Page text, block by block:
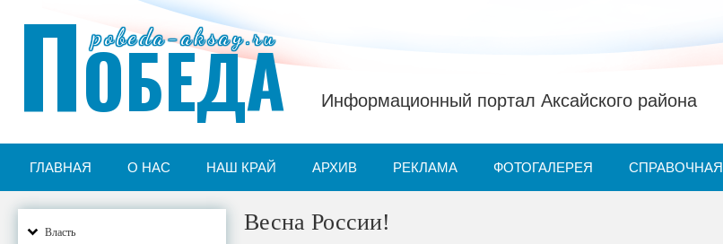
pobeda-aksay.ru
ПОБЕДА Информационный портал Аксайского района
ГЛАВНАЯ О НАС НАШ КРАЙ АРХИВ РЕКЛАМА ФОТОГАЛЕРЕЯ СПРАВОЧНАЯ
Власть Весна России!